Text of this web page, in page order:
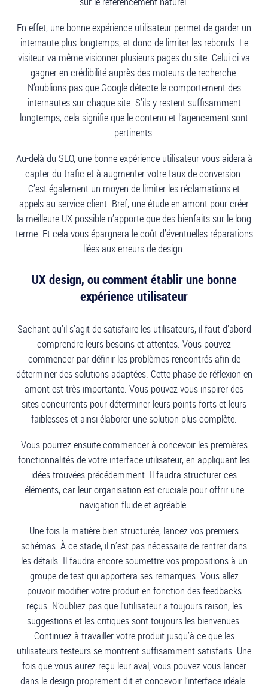
En effet, une bonne expérience utilisateur permet de garder un
internaute plus longtemps, et donc de limiter les rebonds. Le
visiteur va même visionner plusieurs pages du site. Celui-ci va
gagner en crédibilité auprès des moteurs de recherche.
N’oublions pas que Google détecte le comportement des
internautes sur chaque site. S’ils y restent suffisamment
longtemps, cela signifie que le contenu et l’agencement sont
pertinents.
Au-delà du SEO, une bonne expérience utilisateur vous aidera à
capter du trafic et à augmenter votre taux de conversion.
C’est également un moyen de limiter les réclamations et
appels au service client. Bref, une étude en amont pour créer
la meilleure UX possible n’apporte que des bienfaits sur le long
terme. Et cela vous épargnera le coût d’éventuelles réparations
liées aux erreurs de design.
UX design, ou comment établir une bonne
expérience utilisateur
Sachant qu’il s’agit de satisfaire les utilisateurs, il faut d’abord
comprendre leurs besoins et attentes. Vous pouvez
commencer par définir les problèmes rencontrés afin de
déterminer des solutions adaptées. Cette phase de réflexion en
amont est très importante. Vous pouvez vous inspirer des
sites concurrents pour déterminer leurs points forts et leurs
faiblesses et ainsi élaborer une solution plus complète.
Vous pourrez ensuite commencer à concevoir les premières
fonctionnalités de votre interface utilisateur, en appliquant les
idées trouvées précédemment. Il faudra structurer ces
éléments, car leur organisation est cruciale pour offrir une
navigation fluide et agréable.
Une fois la matière bien structurée, lancez vos premiers
schémas. À ce stade, il n’est pas nécessaire de rentrer dans
les détails. Il faudra encore soumettre vos propositions à un
groupe de test qui apportera ses remarques. Vous allez
pouvoir modifier votre produit en fonction des feedbacks
reçus. N’oubliez pas que l’utilisateur a toujours raison, les
suggestions et les critiques sont toujours les bienvenues.
Continuez à travailler votre produit jusqu’à ce que les
utilisateurs-testeurs se montrent suffisamment satisfaits. Une
fois que vous aurez reçu leur aval, vous pouvez vous lancer
dans le design proprement dit et concevoir l’interface idéale.